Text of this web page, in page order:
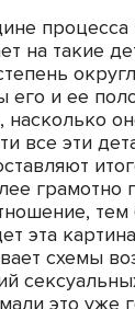
процесса
на такие
его и ее
насколько
все эти
грамотно
тем
эта
схемы
это уже